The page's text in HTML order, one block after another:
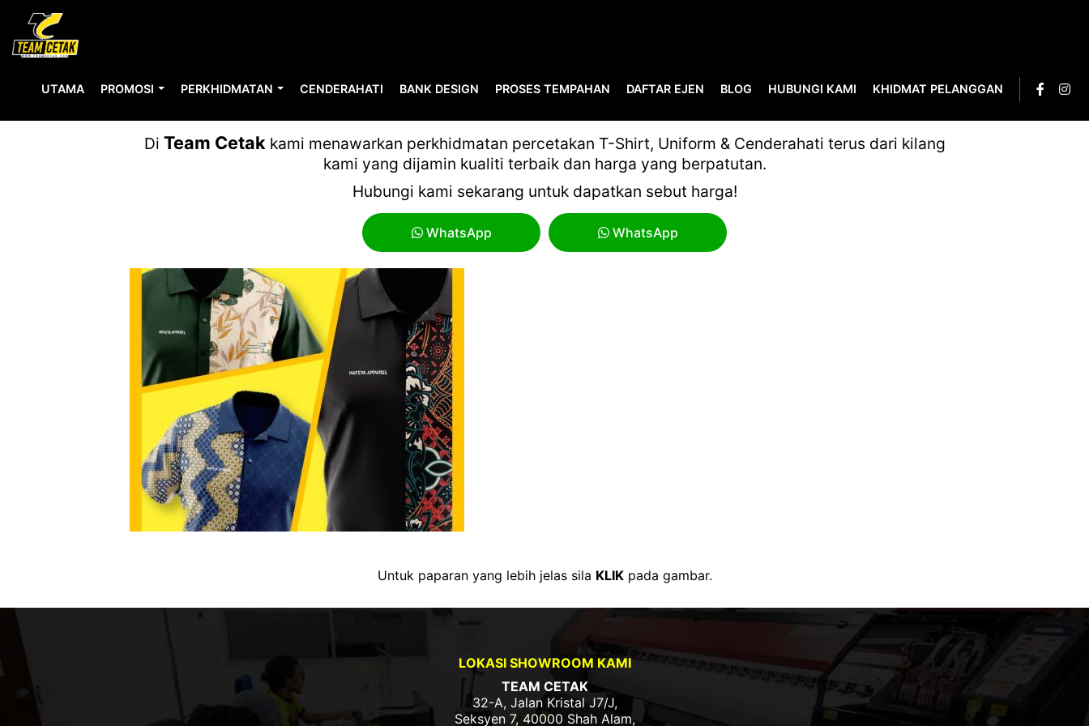
UTAMA PROMOSI PERKHIDMATAN CENDERAHATI BANK DESIGN PROSES TEMPAHAN DAFTAR EJEN BLOG HUBUNGI KAMI KHIDMAT PELANGGAN
Di Team Cetakkami menawarkan perkhidmatan percetakan T-Shirt, Uniform & Cenderahati terus dari kilang
kami yang dijamin kualiti terbaik dan harga yang berpatutan.
Hubungi kami sekarang untuk dapatkan sebut harga!
WhatsApp WhatsApp
Untuk paparan yang lebih jelas sila KLIKpada gambar.
LOKASI SHOWROOM KAMI
TEAM CETAK
32-A, Jalan Kristal J7/J,
Seksyen 7, 40000 Shah Alam,